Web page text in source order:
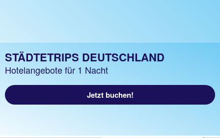
STÄDTETRIPS DEUTSCHLAND
Hotelangebote für 1 Nacht
Jetzt buchen!